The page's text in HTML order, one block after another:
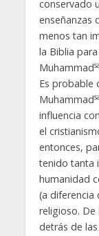
conservado
enseñanzas
menos tan
la Biblia
Muhammad
Es probable
Muhammad
influencia
el
entonces,
tenido tanta
humanidad
(a diferencia
religioso.
detrás de